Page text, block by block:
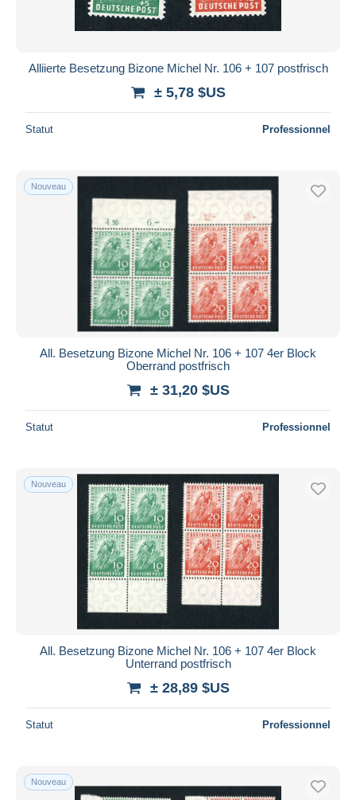
Alliierte Besetzung Bizone Michel Nr. 106 + 107 postfrisch
± 5,78 $US
Statut Professionnel
Nouveau
All. Besetzung Bizone Michel Nr. 106 + 107 4er Block
Oberrand postfrisch
± 31,20 $US
Statut Professionnel
Nouveau
All. Besetzung Bizone Michel Nr. 106 + 107 4er Block
Unterrand postfrisch
± 28,89 $US
Statut Professionnel
Nouveau